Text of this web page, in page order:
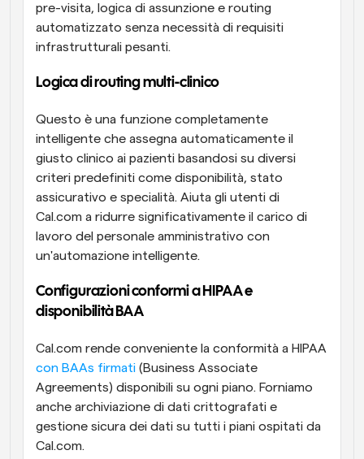
pre-visita, logica di assunzione e routing
automatizzato senza necessità di requisiti
infrastrutturali pesanti.
Logica di routing multi-clinico
Questo è una funzione completamente
intelligente che assegna automaticamente il
giusto clinico ai pazienti basandosi su diversi
criteri predefiniti come disponibilità, stato
assicurativo e specialità. Aiuta gli utenti di
Cal.com a ridurre significativamente il carico di
lavoro del personale amministrativo con
un'automazione intelligente.
Configurazioni conformi a HIPAA e
disponibilità BAA
con BAAs firmati (Business Associate
Agreements) disponibili su ogni piano. Forniamo
anche archiviazione di dati crittografati e
gestione sicura dei dati su tutti i piani ospitati da
Cal.com.